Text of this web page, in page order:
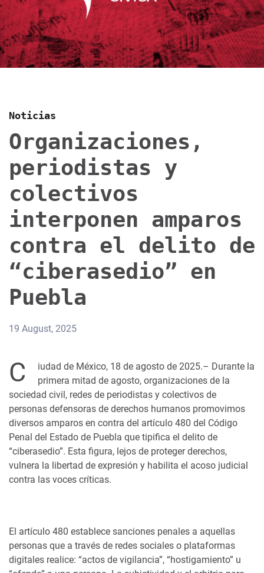
Noticias
Organizaciones,
periodistas y
colectivos
interponen amparos
contra el delito de
“ciberasedio” en
Puebla
19 August, 2025
C
iudad de México, 18 de agosto de 2025.– Durante la
primera mitad de agosto, organizaciones de la
sociedad civil, redes de periodistas y colectivos de
personas defensoras de derechos humanos promovimos
diversos amparos en contra del artículo 480 del Código
Penal del Estado de Puebla que tipifica el delito de
“ciberasedio”. Esta figura, lejos de proteger derechos,
vulnera la libertad de expresión y habilita el acoso judicial
contra las voces críticas.
El artículo 480 establece sanciones penales a aquellas
personas que a través de redes sociales o plataformas
digitales realice: “actos de vigilancia”, “hostigamiento” u